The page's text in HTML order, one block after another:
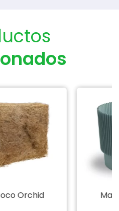
Maceta Elsa